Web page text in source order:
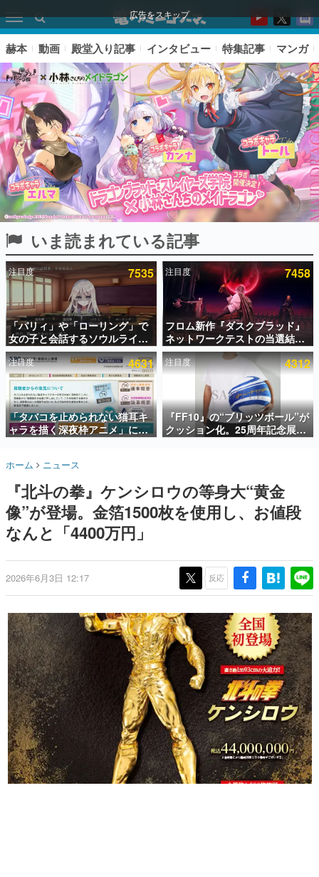
広告をスキップ
ピックアップ
電ファミのいま読まれている記事ランキング
アプリセール情報
インタビュー
連載・特集一覧
殿堂入り記事
SNS拡散数が数千以上！ ページビュー数万以上！ などな
ど。多くの人々に読まれた、電ファミ渾身の“殿堂入り”記
事をまとめました。
名作ゲームクリエイターの方々に製作時のエピソードをお
きます。
赫本
この物語を解いてはいけない。『赫本』は、〈試験問題〉
の形をした短編ホラー小説集です。
これからのデジタルゲーム市場を担う若きクリエイター達
の姿を追い、彼らのルーツと情熱を探っていきます。
ゲーム世代の作家たち
ゲームに多大な影響を受けた作家さんに取材し、ゲームが
日本のコンテンツ産業やカルチャーに与えた影響を探る企
画です。
日本モバイルゲーム産業史
日本のモバイルゲーム史における主要なトピック・タイト
ルを網羅するほか、開発者へのインタビューや識者による
解説を掲載。約20年の歴史が一望できる決定版！
若ゲのいたり〜ゲームクリエイターの青春〜
『うつヌケ』『ペンと箸』等で知られるマンガ家・田中圭
一先生によるゲーム業界レポートマンガです。
赫本 動画 殿堂入り記事 インタビュー 特集記事 マンガ
いま読まれている記事
注目度 7535
「パリィ」や「ローリング」で
女の子と会話するソウルライク
恋愛ゲーム『小早川さんはソウ
ルライク』無料公開。返事に失
敗すると「YOU DIED」
注目度 7458
フロム新作『ダスクブラッド』
ネットワークテストの当選結果
が8月7日22時に発表。応募サイ
トのマイページから確認可能、
テスト実施は8月21日～24日
注目度 4631
「タバコを止められない猫耳キ
ャラを描く深夜枠アニメ」に視
聴者の一部から批判意見。違法
て、BPOが議論を交わす
注目度 4312
『FF10』の“ブリッツボール”が
クッション化。25周年記念展
「FINAL FANTASY X
ホーム ニュース
『北斗の拳』ケンシロウの等身大“黄金
像”が登場。金箔1500枚を使用し、お値段
なんと「4400万円」
2026年6月3日 12:17 反応